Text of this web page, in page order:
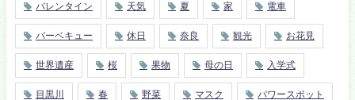
バレンタイン 天気 夏 家 電車
バーベキュー 休日 奈良 観光 お花見
世界遺産 桜 果物 母の日 入学式
目黒川 春 野菜 マスク パワースポット